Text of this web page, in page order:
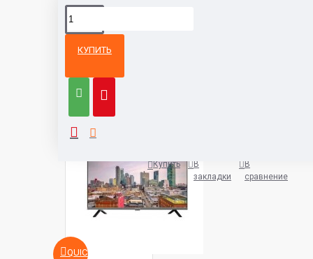
КУПИТЬ
категории
QUICKVIEW
Купить
В
закладки
В
сравнение